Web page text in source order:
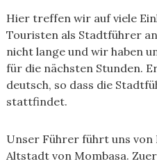
Hier treffen wir auf viele
Touristen als Stadtführer
nicht lange und wir haben
für die nächsten Stunden.
deutsch, so dass die
stattfindet.
Unser Führer führt uns von
Altstadt von Mombasa.